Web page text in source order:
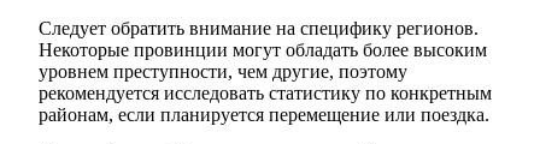
Следует обратить внимание на специфику регионов.
Некоторые провинции могут обладать более высоким
уровнем преступности, чем другие, поэтому
рекомендуется исследовать статистику по конкретным
районам, если планируется перемещение или поездка.